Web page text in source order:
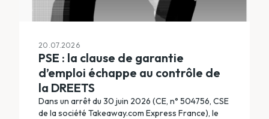
20.07.2026
PSE : la clause de garantie
d’emploi échappe au contrôle de
la DREETS
Dans un arrêt du 30 juin 2026 (CE, n° 504756, CSE
de la société Takeaway.com Express France), le